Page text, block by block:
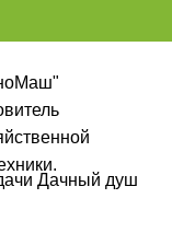
Дачный душ